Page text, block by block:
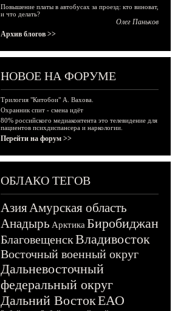
Повышение платы в автобусах за проезд: кто виноват,
и что делать?
Олег Паньков
Архив блогов >>
НОВОЕ НА ФОРУМЕ
Трилогия "Китобои" А. Вахова.
Охранник спит - смена идёт
80% российского медиаконтента это телевидение для
пациентов психдиспансера и наркологии.
Перейти на форум >>
ОБЛАКО ТЕГОВ
АзияАмурская область
Анадырь Арктика Биробиджан
БлаговещенскВладивосток
Восточный военный округ
Дальневосточный
федеральный округ
Дальний ВостокЕАО